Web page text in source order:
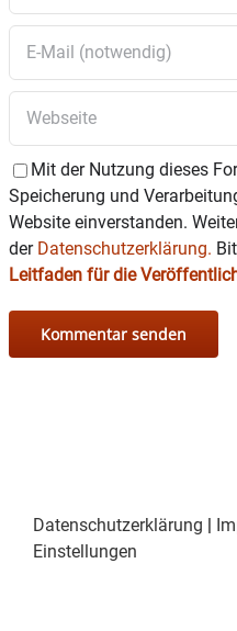
Mit der Nutzung dieses
Speicherung und
Website einverstanden.
der Datenschutzerklärung.
Leitfaden für die
Datenschutzerklärung |
Einstellungen